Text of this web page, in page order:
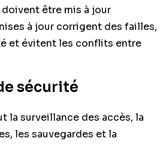
être mis à jour
à jour corrigent des failles,
et évitent les conflits entre
sécurité
la surveillance des accès, la
les sauvegardes et la